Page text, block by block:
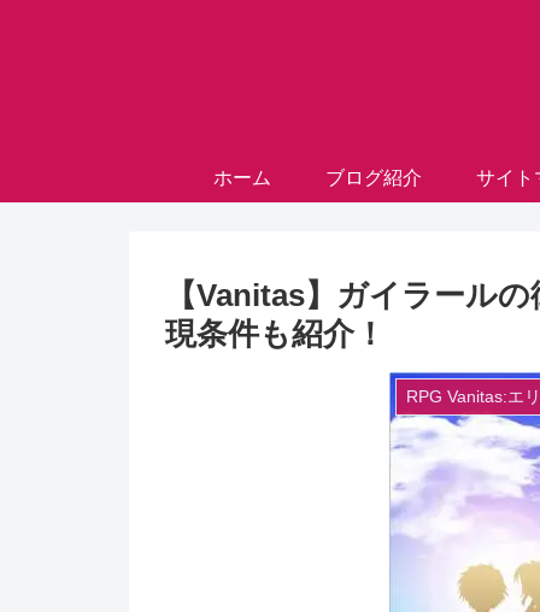
ホーム ブログ紹介 サイト
【Vanitas】ガイラール
現条件も紹介！
RPG Vanitas:エ